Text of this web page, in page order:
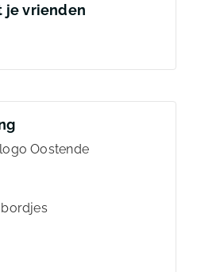
je vrienden
Oostende
bordjes